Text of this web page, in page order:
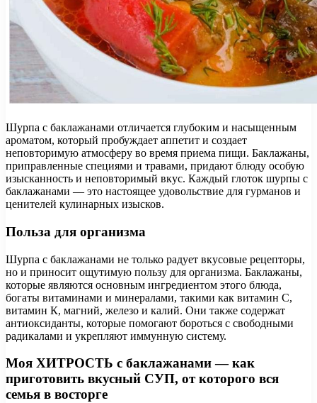
Шурпа с баклажанами отличается глубоким и насыщенным
ароматом, который пробуждает аппетит и создает
неповторимую атмосферу во время приема пищи. Баклажаны,
приправленные специями и травами, придают блюду особую
изысканность и неповторимый вкус. Каждый глоток шурпы с
баклажанами — это настоящее удовольствие для гурманов и
ценителей кулинарных изысков.
Польза для организма
Шурпа с баклажанами не только радует вкусовые рецепторы,
но и приносит ощутимую пользу для организма. Баклажаны,
которые являются основным ингредиентом этого блюда,
богаты витаминами и минералами, такими как витамин С,
витамин К, магний, железо и калий. Они также содержат
антиоксиданты, которые помогают бороться с свободными
радикалами и укрепляют иммунную систему.
Моя ХИТРОСТЬ с баклажанами — как
приготовить вкусный СУП, от которого вся
семья в восторге